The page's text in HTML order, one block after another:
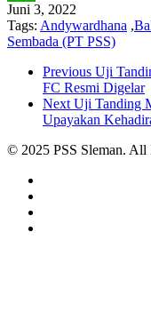
WhatsApp
Juni 3, 2022
Tags: Andywardhana ,
Sembada (PT PSS)
Previous Uji
FC Resmi Digelar
Next Uji Tanding
Upayakan
© 2025 PSS Sleman. All